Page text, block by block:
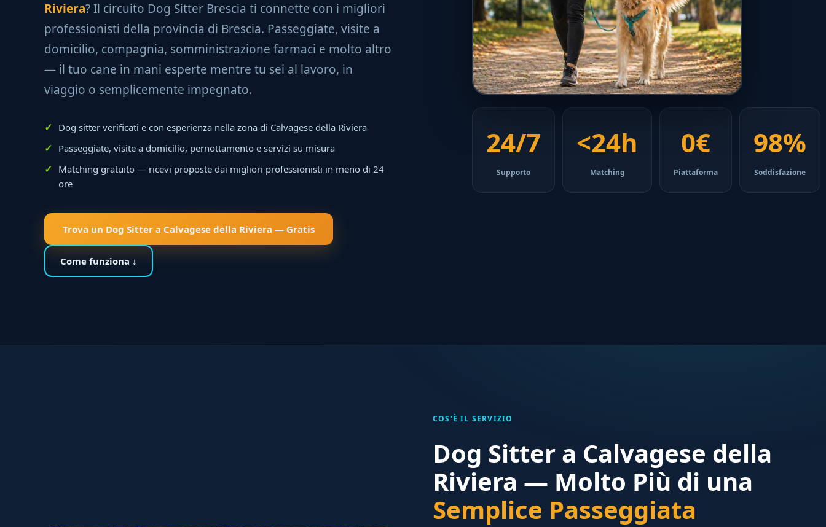
Riviera? Il circuito Dog Sitter Brescia ti connette con i migliori
professionisti della provincia di Brescia. Passeggiate, visite a
domicilio, compagnia, somministrazione farmaci e molto altro
— il tuo cane in mani esperte mentre tu sei al lavoro, in
viaggio o semplicemente impegnato.
Dog sitter verificati e con esperienza nella zona di Calvagese della Riviera
Passeggiate, visite a domicilio, pernottamento e servizi su misura
Matching gratuito — ricevi proposte dai migliori professionisti in meno di 24
ore
Trova un Dog Sitter a Calvagese della Riviera — Gratis
Come funziona ↓
24/7
Supporto
<24h
Matching
0€
Piattaforma
98%
Soddisfazione
COS'È IL SERVIZIO
Dog Sitter a Calvagese della
Riviera — Molto Più di una
Semplice Passeggiata